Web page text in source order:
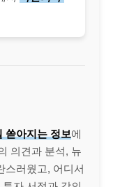
쏟아지는 정보에
의견과 분석, 뉴
스러웠고, 어디서